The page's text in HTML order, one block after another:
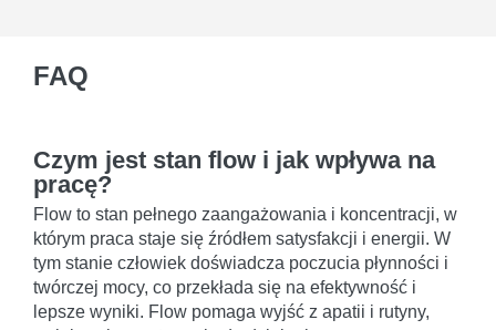
FAQ
Czym jest stan flow i jak wpływa na
pracę?
Flow to stan pełnego zaangażowania i koncentracji, w
którym praca staje się źródłem satysfakcji i energii. W
tym stanie człowiek doświadcza poczucia płynności i
twórczej mocy, co przekłada się na efektywność i
lepsze wyniki. Flow pomaga wyjść z apatii i rutyny,